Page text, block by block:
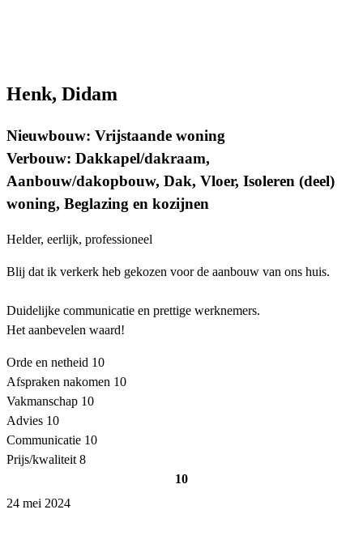
Henk, Didam
Nieuwbouw: Vrijstaande woning
Verbouw: Dakkapel/dakraam,
Aanbouw/dakopbouw, Dak, Vloer, Isoleren (deel)
woning, Beglazing en kozijnen
Helder, eerlijk, professioneel
Blij dat ik verkerk heb gekozen voor de aanbouw van ons huis.
Duidelijke communicatie en prettige werknemers.
Het aanbevelen waard!
Orde en netheid 10
Afspraken nakomen 10
Vakmanschap 10
Advies 10
Communicatie 10
Prijs/kwaliteit 8
10
24 mei 2024